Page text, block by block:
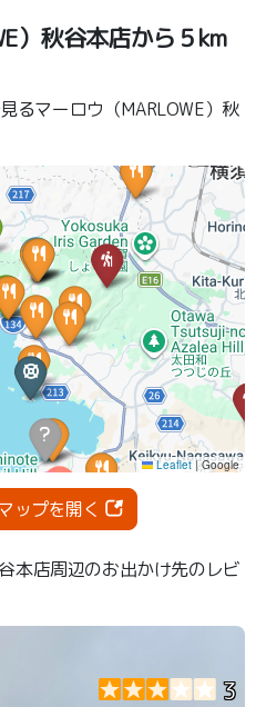
）秋谷本店から５km
るマーロウ（MARLOWE）秋
ップを開く
本店周辺のお出かけ先のレビ
3